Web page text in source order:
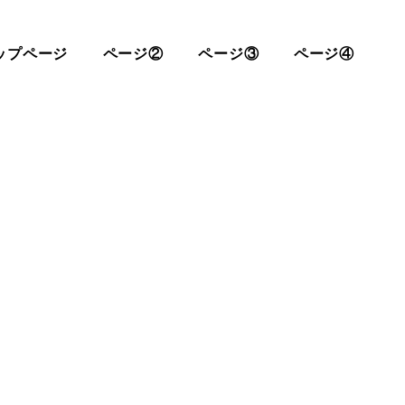
プページ ページ② ページ③ ページ④